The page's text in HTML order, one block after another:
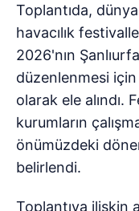
Toplantıda,
havacılık
2026'nın
düzenlenmesi için
olarak ele alındı.
kurumların
önümüzdeki
belirlendi.
Toplantıya ilişkin